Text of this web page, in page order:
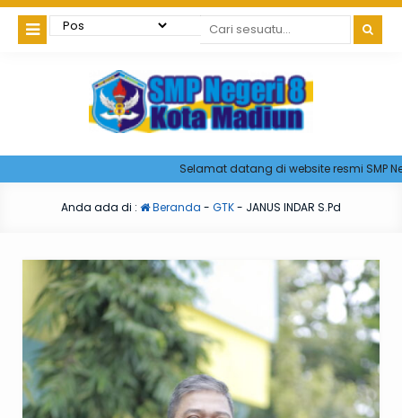
Selamat datang di website resmi SMP
Anda ada di : Beranda - GTK- JANUS INDAR S.Pd